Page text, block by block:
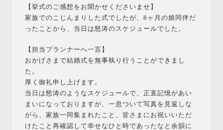
【挙式のご感想をお聞かせくださいませ】
家族でのこじんまりした式でしたが、8ヶ月の娘同伴だ
ったことから、当日は怒涛のスケジュールでした。
【担当プランナーへ一言】
おかげさまで結婚式を無事執り行うことができまし
た。
厚く御礼申し上げます。
当日は怒涛のようなスケジュールで、正直記憶があい
まいになっておりますが、一息ついて写真を見返しな
がら、家族一同集まれたこと、皆さまにお祝いいただ
けたこと再確認して幸せなひと時であったなと余韻に